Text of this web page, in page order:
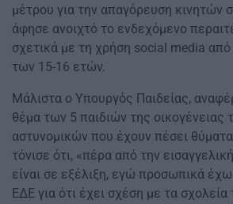
μέτρου για την απαγόρευση κινητών
άφησε ανοιχτό το ενδεχόμενο
σχετικά με τη χρήση social media
των 15-16 ετών.
Μάλιστα ο Υπουργός Παιδείας,
θέμα των 5 παιδιών της οικογένειας
αστυνομικών που έχουν πέσει
τόνισε ότι, «πέρα από την
είναι σε εξέλιξη, εγώ προσωπικά έχω
ΕΔΕ για ότι έχει σχέση με τα σχολεία